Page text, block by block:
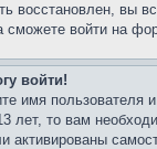
восстановлен, вы
сможете войти на
войти!
имя
лет, то вам
активированы